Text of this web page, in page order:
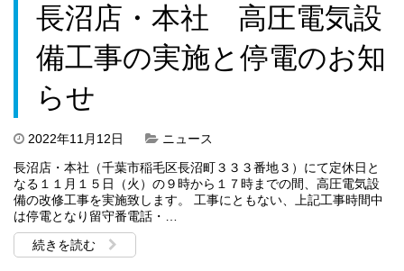
長沼店・本社 高圧電気設
備工事の実施と停電のお知
らせ
2022年11月12日
ニュース
長沼店・本社（千葉市稲毛区長沼町３３３番地３）にて定休日と
なる１１月１５日（火）の９時から１７時までの間、高圧電気設
備の改修工事を実施致します。 工事にともない、上記工事時間中
は停電となり留守番電話・…
続きを読む